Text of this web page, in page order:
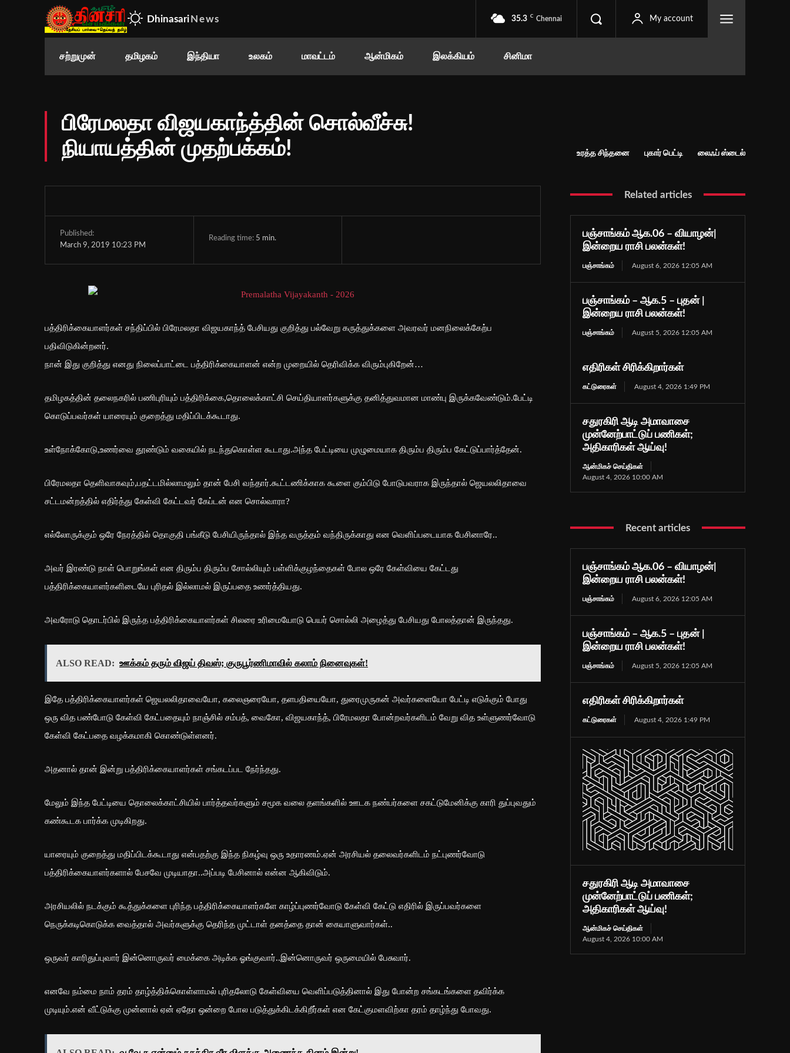
Dhinasari News 35.3 C Chennai My account
சற்றுமுன் தமிழகம் இந்தியா உலகம் மாவட்டம் ஆன்மிகம் இலக்கியம் சினிமா
பிரேமலதா விஜயகாந்த்தின் சொல்வீச்சு!
நியாயத்தின் முதற்பக்கம்!
உரத்த சிந்தனை புகார் பெட்டி லைஃப் ஸ்டைல்
Published:
March 9, 2019 10:23 PM
Reading time: 5 min.
பத்திரிக்கையாளர்கள் சந்திப்பில் பிரேமலதா விஜயகாந்த் பேசியது குறித்து பல்வேறு கருத்துக்களை அவரவர் மனநிலைக்கேற்ப
பதிவிடுகின்றனர்.
நான் இது குறித்து எனது நிலைப்பாட்டை பத்திரிக்கையாளன் என்ற முறையில் தெரிவிக்க விரும்புகிறேன்…
தமிழகத்தின் தலைநகரில் பணிபுரியும் பத்திரிக்கை,தொலைக்காட்சி செய்தியாளர்களுக்கு தனித்துவமான மாண்பு இருக்கவேண்டும்.பேட்டி
கொடுப்பவர்கள் யாரையும் குறைத்து மதிப்பிடக்கூடாது.
உள்நோக்கோடு,உணர்வை தூண்டும் வகையில் நடந்துகொள்ள கூடாது.அந்த பேட்டியை முழுமையாக திரும்ப திரும்ப கேட்டுப்பார்த்தேன்.
பிரேமலதா தெளிவாகவும்,பதட்டமில்லாமலும் தான் பேசி வந்தார்.கூட்டணிக்காக கூளை கும்பிடு போடுபவராக இருந்தால் ஜெயலலிதாவை
சட்டமன்றத்தில் எதிர்த்து கேள்வி கேட்டவர் கேப்டன் என சொல்வாரா?
எல்லோருக்கும் ஒரே நேரத்தில் தொகுதி பங்கீடு பேசியிருந்தால் இந்த வருத்தம் வந்திருக்காது என வெளிப்படையாக பேசினாரே..
அவர் இரண்டு நாள் பொறுங்கள் என திரும்ப திரும்ப சோல்லியும் பள்ளிக்குழந்தைகள் போல ஒரே கேள்வியை கேட்டது
பத்திரிக்கையாளர்களிடையே புரிதல் இல்லாமல் இருப்பதை உணர்த்தியது.
அவரோடு தொடர்பில் இருந்த பத்திரிக்கையாளர்கள் சிலரை உரிமையோடு பெயர் சொல்லி அழைத்து பேசியது போலத்தான் இருந்தது.
ALSO READ: ஊக்கம் தரும் விஜய் திவஸ்; குருபூர்ணிமாவில் கலாம் நினைவுகள்!
இதே பத்திரிக்கையாளர்கள் ஜெயலலிதாவையோ, கலைஞரையோ, தளபதியையோ, துரைமுருகன் அவர்களையோ பேட்டி எடுக்கும் போது
ஒரு வித பண்போடு கேள்வி கேட்பதையும் நாஞ்சில் சம்பத், வைகோ, விஜயகாந்த், பிரேமலதா போன்றவர்களிடம் வேறு வித உள்ளுணர்வோடு
கேள்வி கேட்பதை வழக்கமாகி கொண்டுள்ளனர்.
அதனால் தான் இன்று பத்திரிக்கையாளர்கள் சங்கடப்பட நேர்ந்தது.
மேலும் இந்த பேட்டியை தொலைக்காட்சியில் பார்த்தவர்களும் சமூக வலை தளங்களில் ஊடக நண்பர்களை சகட்டுமேனிக்கு காரி துப்புவதும்
கண்கூடக பார்க்க முடிகிறது.
யாரையும் குறைத்து மதிப்பிடக்கூடாது என்பதற்கு இந்த நிகழ்வு ஒரு உதாரணம்.ஏன் அரசியல் தலைவர்களிடம் நட்புணர்வோடு
பத்திரிக்கையாளர்களால் பேசவே முடியாதா..அப்படி பேசினால் என்ன ஆகிவிடும்.
அரசியலில் நடக்கும் கூத்துக்களை புரிந்த பத்திரிக்கையாளர்களே காழ்ப்புணர்வோடு கேள்வி கேட்டு எதிரில் இருப்பவர்களை
நெருக்கடிகொடுக்க வைத்தால் அவர்களுக்கு தெரிந்த முட்டாள் தனத்தை தான் கையாளுவார்கள்..
ஒருவர் காரிதுப்புவார் இன்னொருவர் மைக்கை அடிக்க ஓங்குவார்..இன்னொருவர் ஒருமையில் பேசுவார்.
எனவே நம்மை நாம் தரம் தாழ்த்திக்கொள்ளாமல் புரிதலோடு கேள்வியை வெளிப்படுத்தினால் இது போன்ற சங்கடங்களை தவிர்க்க
முடியும்.என் வீட்டுக்கு முன்னால் ஏன் ஏதோ ஒன்றை போல படுத்துக்கிடக்கிறீர்கள் என கேட்குமளவிற்கா தரம் தாழ்ந்து போவது.
Related articles
பஞ்சாங்கம் ஆக.06 – வியாழன்|
இன்றைய ராசி பலன்கள்!
பஞ்சாங்கம் August 6, 2026 12:05 AM
பஞ்சாங்கம் – ஆக.5 – புதன் |
இன்றைய ராசி பலன்கள்!
பஞ்சாங்கம் August 5, 2026 12:05 AM
எதிரிகள் சிரிக்கிறார்கள்
கட்டுரைகள் August 4, 2026 1:49 PM
சதுரகிரி ஆடி அமாவாசை
முன்னேற்பாட்டுப் பணிகள்;
அதிகாரிகள் ஆய்வு!
ஆன்மிகச் செய்திகள்
August 4, 2026 10:00 AM
Recent articles
பஞ்சாங்கம் ஆக.06 – வியாழன்|
இன்றைய ராசி பலன்கள்!
பஞ்சாங்கம் August 6, 2026 12:05 AM
பஞ்சாங்கம் – ஆக.5 – புதன் |
இன்றைய ராசி பலன்கள்!
பஞ்சாங்கம் August 5, 2026 12:05 AM
எதிரிகள் சிரிக்கிறார்கள்
கட்டுரைகள் August 4, 2026 1:49 PM
சதுரகிரி ஆடி அமாவாசை
முன்னேற்பாட்டுப் பணிகள்;
அதிகாரிகள் ஆய்வு!
ஆன்மிகச் செய்திகள்
August 4, 2026 10:00 AM